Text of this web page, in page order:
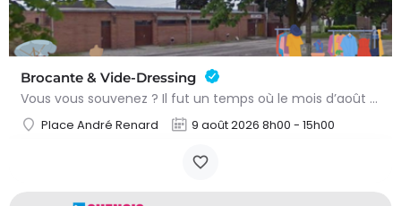
Brocante & Vide-Dressing
Vous vous souvenez ? Il fut un temps où le mois d’août au Viamont rimait avec festivités, convivialité et…
Place André Renard 9 août 2026 8h00 - 15h00